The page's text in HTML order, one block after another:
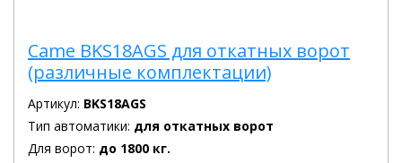
Came BKS18AGS для откатных ворот
(различные комплектации)
Артикул: BKS18AGS
Тип автоматики: для откатных ворот
Для ворот: до 1800 кг.